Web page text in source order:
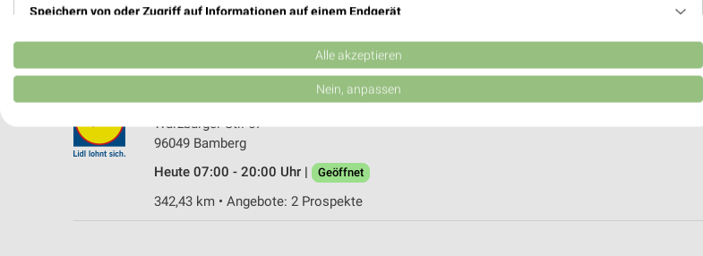
338,63 km • Angebote: 2 Prospekte
Lidl Bamberg
Würzburger Str. 57
96049 Bamberg
Heute 07:00 - 20:00 Uhr |
Geöffnet
342,43 km • Angebote: 2 Prospekte
Speichern von oder Zugriff auf Informationen auf einem Endgerät
Verwendung reduzierter Daten zur Auswahl von Werbeanzeigen
Erstellung von Profilen für personalisierte Werbung
Erstellung von Profilen zur Personalisierung von Inhalten
Verwendung von Profilen zur Auswahl personalisierter Inhalte
Alle akzeptieren
Nein, anpassen